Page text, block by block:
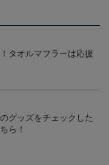
タオルマフラーは応援
グッズをチェックした
ら！